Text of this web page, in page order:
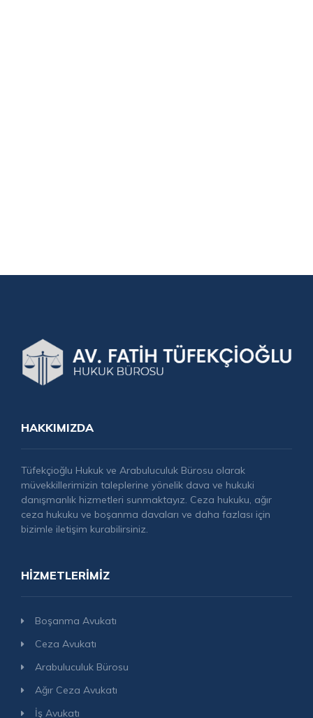
HAKKIMIZDA
Tüfekçioğlu Hukuk ve Arabuluculuk Bürosu olarak
müvekkillerimizin taleplerine yönelik dava ve hukuki
danışmanlık hizmetleri sunmaktayız. Ceza hukuku, ağır
ceza hukuku ve boşanma davaları ve daha fazlası için
bizimle iletişim kurabilirsiniz.
HIZMETLERIMIZ
Boşanma Avukatı
Ceza Avukatı
Arabuluculuk Bürosu
Ağır Ceza Avukatı
İş Avukatı